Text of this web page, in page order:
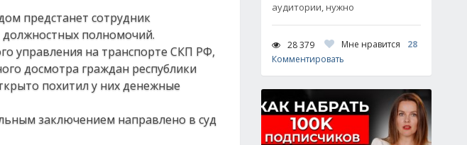
предстанет сотрудник
полномочий.
управления на транспорте СКП РФ,
досмотра граждан республики
похитил у них денежные
заключением направлено в суд
аудитории, нужно
28 379 Мне нравится
28
Комментировать